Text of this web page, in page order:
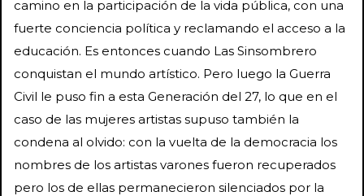
camino en la participación de la vida pública, con una
fuerte conciencia política y reclamando el acceso a la
educación. Es entonces cuando Las Sinsombrero
conquistan el mundo artístico. Pero luego la Guerra
Civil le puso fin a esta Generación del 27, lo que en el
caso de las mujeres artistas supuso también la
condena al olvido: con la vuelta de la democracia los
nombres de los artistas varones fueron recuperados
pero los de ellas permanecieron silenciados por la